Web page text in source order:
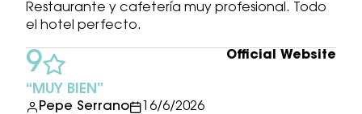
Restaurante y cafetería muy profesional. Todo
el hotel perfecto.
MUY BIEN
Pepe Serrano
16/6/2026
9 Official Website